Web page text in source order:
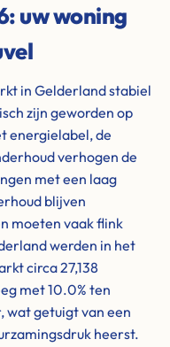
uw woning
in Gelderland stabiel
zijn geworden op
energielabel, de
verhogen de
met een laag
blijven
moeten vaak flink
werden in het
circa 27,138
met 10.0% ten
wat getuigt van een
heerst.